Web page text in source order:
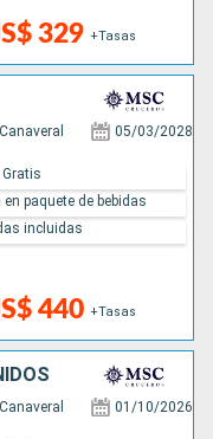
329 +Tasas
05/03/2028
440 +Tasas
en paquete de bebidas
incluidas
01/10/2026